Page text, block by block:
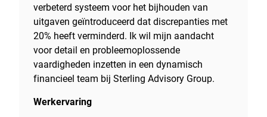
verbeterd systeem voor het bijhouden van
uitgaven geïntroduceerd dat discrepanties met
20% heeft verminderd. Ik wil mijn aandacht
voor detail en probleemoplossende
vaardigheden inzetten in een dynamisch
financieel team bij Sterling Advisory Group.
Werkervaring